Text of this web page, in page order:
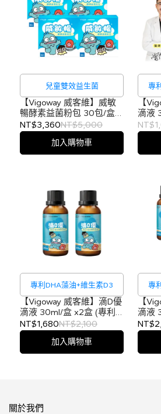
兒童雙效益生菌
【Vigoway 威客維】威敏
暢酵素益菌粉包 30包/盒
x4盒 (兒童益生菌、三麗鷗
人魚漢頓授權)
NT$3,360NT$5,000
加入購物車
專
【
滴液
油、
專利DHA藻油+維生素D3
【Vigoway 威客維】滴D優
滴液 30ml/盒 x2盒 (專利
DHA藻油、維生素D3)
NT$1,680NT$2,100
加入購物車
專
【
滴液
DHA
關於我們